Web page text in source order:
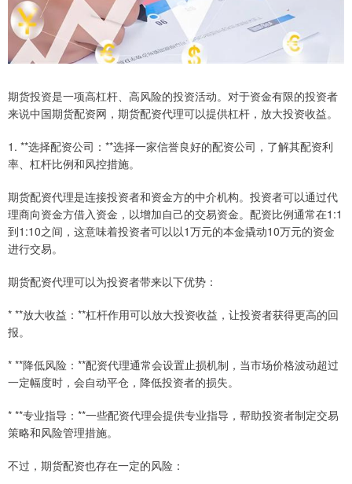
期货投资是一项高杠杆、高风险的投资活动。对于资金有限的投资者
来说中国期货配资网，期货配资代理可以提供杠杆，放大投资收益。
1. **选择配资公司：**选择一家信誉良好的配资公司，了解其配资利
率、杠杆比例和风控措施。
期货配资代理是连接投资者和资金方的中介机构。投资者可以通过代
理商向资金方借入资金，以增加自己的交易资金。配资比例通常在1:1
到1:10之间，这意味着投资者可以以1万元的本金撬动10万元的资金
进行交易。
期货配资代理可以为投资者带来以下优势：
* **放大收益：**杠杆作用可以放大投资收益，让投资者获得更高的回
报。
* **降低风险：**配资代理通常会设置止损机制，当市场价格波动超过
一定幅度时，会自动平仓，降低投资者的损失。
* **专业指导：**一些配资代理会提供专业指导，帮助投资者制定交易
策略和风险管理措施。
不过，期货配资也存在一定的风险：